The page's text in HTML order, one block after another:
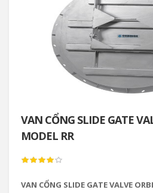
VAN CỔNG SLIDE GATE
MODEL RR
VAN CỔNG SLIDE GATE VALVE